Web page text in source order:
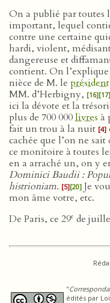
On a publié par toutes
important, lequel
contre une certaine
hardi, violent,
dangereuse et
contient. On
nièce de M. le président
MM. d’Herbigny, [16][17]
ici la dévote et la
plus de 700 000livres à
fait un trou à la nuit [4]
cachée que l’on ne
ce monitoire à toutes
en a arraché un, on y
Dominici Baudii :
histrioniam. [5][20] Je
mon âme votre, etc.
De Paris, ce 29e de
"
édités par